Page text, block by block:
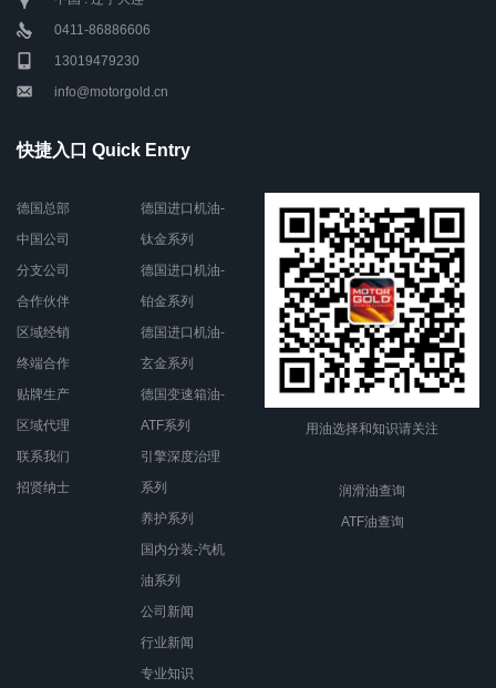
0411-86886606
13019479230
info@motorgold.cn
快捷入口 Quick Entry
德国总部
中国公司
分支公司
合作伙伴
区域经销
终端合作
贴牌生产
区域代理
联系我们
招贤纳士
德国进口机油-
钛金系列
德国进口机油-
铂金系列
德国进口机油-
玄金系列
德国变速箱油-
ATF系列
引擎深度治理
系列
养护系列
国内分装-汽机
油系列
公司新闻
行业新闻
专业知识
用油选择和知识请关注
润滑油查询
ATF油查询